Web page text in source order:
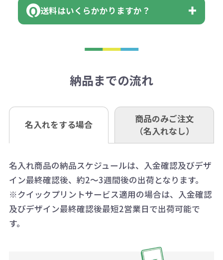
はまらない数を入力すると、アラー
アラートに従って数を調整してくだ
※不良商品をご返却いただけない場
います。あらかじめご了承くださ
※不良商品は商品到着後7営業日以
お問合せ先
AM10:00～PM5:00（土・日・祝日を
除く平日）
相談下さい。
なお、印刷代はボリュームディスカ
同じ版で多くの数量を印刷すると、1
個当たりの印刷代単価がお安くなり
一方、数量が少なく一定数に満たな
い場合は、単価計算ではなく、印刷
代の基本料金を一式頂戴する場合が
商品や印刷方法によって異なります
■ゆうちょ銀行（振替口座）
口座名 株式会社モノベーション
※振り込み手数料はお客さま負担と
なりますのでご注意ください。
既製品の場合、ご入金確認後3営業
ご入金確認後約3週間となります。
定しているものもあります。
あれば、午前中までにご注文とご入
金いただければ翌日着でお送りする
お急ぎの場合、ご相談ください。最
大限努力いたします。
送料はいくらかかりますか？
き別途申し受けます。
も複数ヶ所への納品の場合、別途送
料頂戴する場合がございます。
詳細はこちらご確認ください。
配送について
納品までの流れ
名入れをする場合
商品のみご注文
（名入れなし）
名入れ商品の納品スケジュールは、入金確認及びデザ
イン最終確認後、約2～3週間後の出荷となります。
※クイックプリントサービス適用の場合は、入金確認
及びデザイン最終確認後最短2営業日で出荷可能で
す。